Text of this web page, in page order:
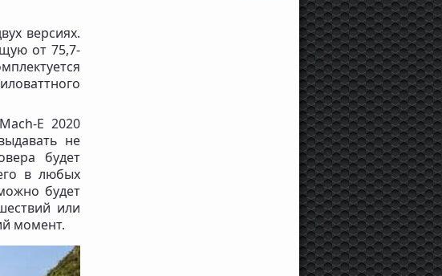
версиях.
от 75,7-
E 2020
не
будет
в любых
будет
или
момент.